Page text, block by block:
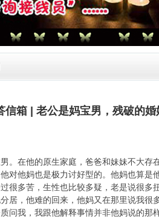
信箱 | 老公是妈宝男，残破的
。在他的原生家庭，爸爸和妹妹不大存
对他妈也是极力讨好型的。他妈也算是
很多苦，生性也比较多疑，老是说很多
居，他难的回来，他妈又在那里说我很
问我，我跟他解释事情并非他妈说的那